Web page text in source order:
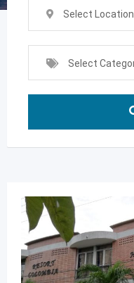
Select Location
Select